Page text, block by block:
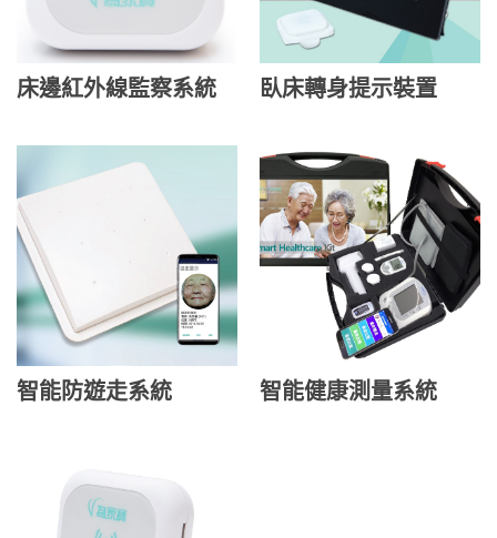
床邊紅外線監察系統 臥床轉身提示裝置
智能防遊走系統 智能健康測量系統